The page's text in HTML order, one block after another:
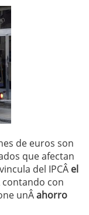
de euros son
que afectan
del IPCÂ el
contando con
unÂahorro